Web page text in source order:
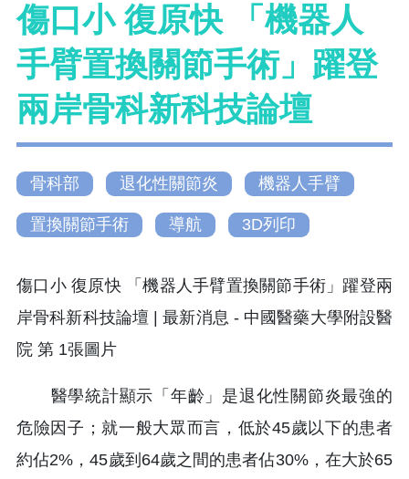
傷口小 復原快 「機器人
手臂置換關節手術」躍登
兩岸骨科新科技論壇
骨科部 退化性關節炎 機器人手臂
置換關節手術 導航 3D列印
醫學統計顯示「年齡」是退化性關節炎最強的
危險因子；就一般大眾而言，低於45歲以下的患者
約佔2%，45歲到64歲之間的患者佔30%，在大於65